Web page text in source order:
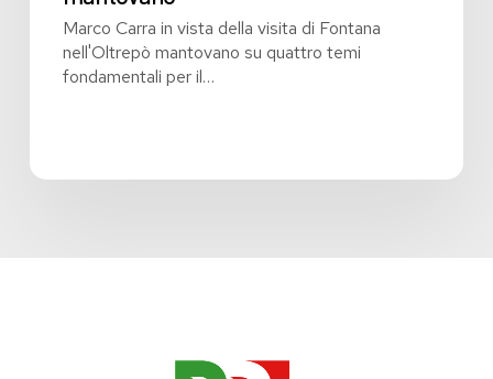
Marco Carra in vista della visita di Fontana
nell'Oltrepò mantovano su quattro temi
fondamentali per il…